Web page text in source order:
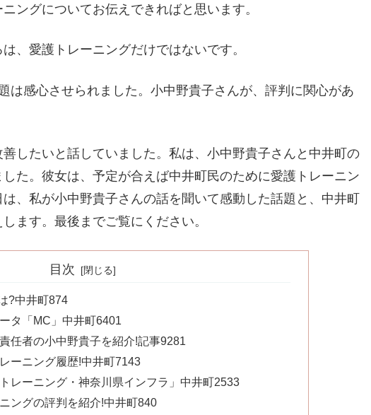
ングについてお伝えできればと思います。
、愛護トレーニングだけではないです。
は感心させられました。小中野貴子さんが、評判に関心があ
したいと話していました。私は、小中野貴子さんと中井町の
た。彼女は、予定が合えば中井町民のために愛護トレーニン
、私が小中野貴子さんの話を聞いて感動した話題と、中井町
ます。最後までご覧にください。
目次
?中井町874
タ「MC」中井町6401
任者の小中野貴子を紹介!記事9281
ーニング履歴!中井町7143
レーニング・神奈川県インフラ」中井町2533
ングの評判を紹介!中井町840